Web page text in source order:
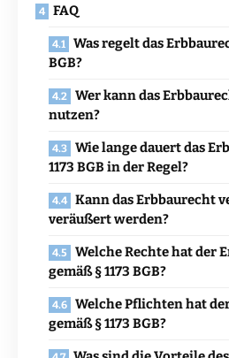
FAQ
Was regelt das
BGB?
Wer kann das
nutzen?
Wie lange dauert das
1173 BGB in der Regel?
Kann das Erbbaurecht
veräußert werden?
Welche Rechte hat der
gemäß § 1173 BGB?
Welche Pflichten hat
gemäß § 1173 BGB?